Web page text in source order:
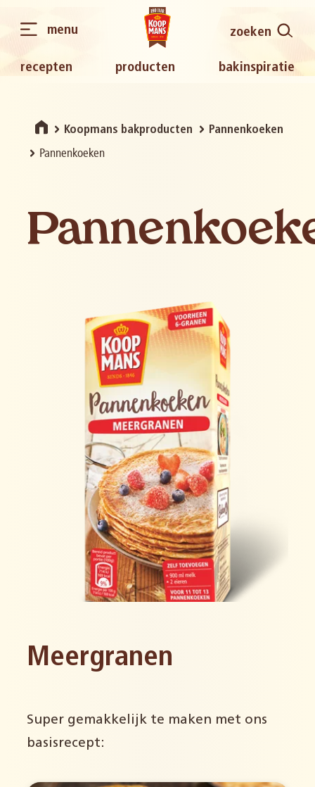
recepten producten bakinspiratie
zoeken
menu
Koopmans bakproducten Pannenkoeken
Pannenkoeken
Meergranen
Super gemakkelijk te maken met ons
basisrecept: